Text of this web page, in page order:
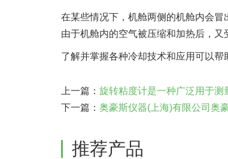
在某些情况下，机舱两侧的机舱内会
由于机舱内的空气被压缩和加热后，
了解并掌握各种冷却技术和应用可以
上一篇： 旋转粘度计是一种广泛用于测
下一篇： 奥豪斯仪器(上海)有限公司奥
推荐产品